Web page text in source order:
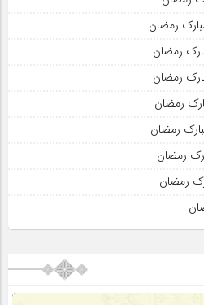
رمضان
رمضان
رمضان
رمضان
رمضان
رمضان
رمضان